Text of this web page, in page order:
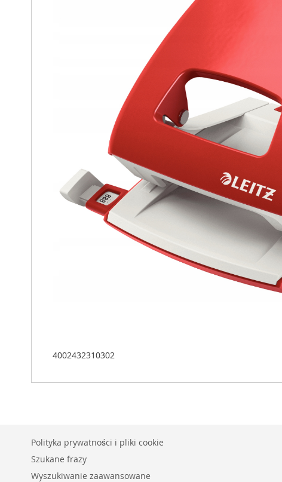
4002432310302
Polityka prywatności i pliki cookie
Szukane frazy
Wyszukiwanie zaawansowane